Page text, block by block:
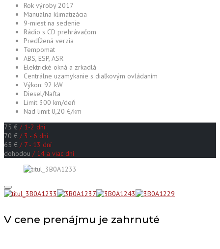
Rok výroby 2017
Manuálna klimatizácia
9-miest na sedenie
Rádio s CD prehrávačom
Predĺžená verzia
Tempomat
ABS, ESP, ASR
Elektrické okná a zrkadlá
Centrálne uzamykanie s diaľkovým ovládaním
Výkon: 92 kW
Diesel/Nafta
Limit 300 km/deň
Nad limit 0,20 €/km
75 € / 1-2 dni
70 € / 3 - 6 dní
65 € / 7 - 13 dní
dohodou / 14 a viac dní
V cene prenájmu je zahrnuté